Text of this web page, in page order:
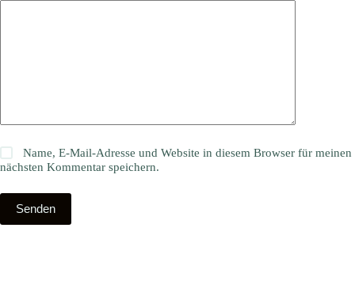
Name, E-Mail-Adresse und Website in diesem Browser für meinen
nächsten Kommentar speichern.
Senden